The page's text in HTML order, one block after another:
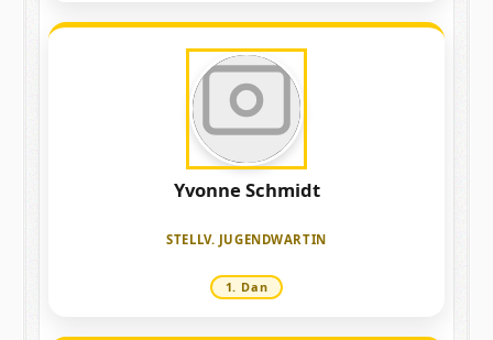
Laden
Yvonne Schmidt
STELLV. JUGENDWARTIN
1. Dan